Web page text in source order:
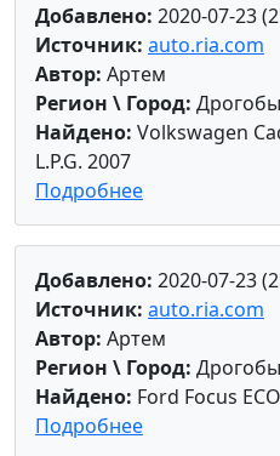
Добавлено: 2020-07-23
Источник: auto.ria.com
Автор: Артем
Регион \ Город:
Найдено: Volkswagen
L.P.G. 2007
Подробнее
Добавлено: 2020-07-23
Источник: auto.ria.com
Автор: Артем
Регион \ Город:
Найдено: Ford Focus
Подробнее